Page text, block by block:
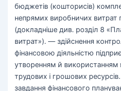
бюджетів (кошторисів)
непрямих виробничих витрат
(докладніше див. розділ 8
витрат»). — здійснення
фінансовою діяльністю
утворенням й використанням
трудових і грошових ресурсів.
завдання фінансового